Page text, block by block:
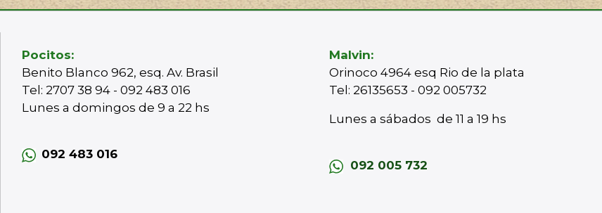
Pocitos:
Benito Blanco 962, esq. Av. Brasil
Tel: 2707 38 94 - 092 483 016
Lunes a domingos de 9 a 22 hs
092 483 016
Malvin:
Orinoco 4964 esq Rio de la plata
Tel: 26135653 - 092 005732
Lunes a sábados de 11 a 19 hs
092 005 732